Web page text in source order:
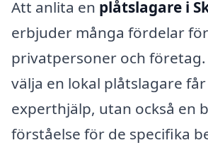
Att anlita en plåtslagare i
erbjuder många fördelar
privatpersoner och
välja en lokal plåtslagare
experthjälp, utan också en
förståelse för de specifika